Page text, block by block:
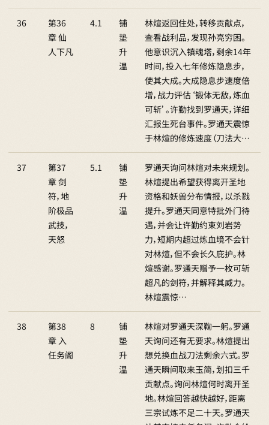
36
第36
章 仙
人下凡
4.1
铺
垫
升
温
林煊返回住处，转移贡献点，
查看战利品，发现孙亮穷困。
他意识沉入镇魂塔，剩余14年
时间，投入七年修炼隐息步，
使其大成。大成隐息步速度倍
增，战力评估‘锻体无敌，炼血
可斩’。许勤找到罗通天，详细
汇报生死台事件。罗通天震惊
于林煊的修炼速度（刀法大…
37
第37
章 剑
符，地
阶极品
武技，
天怒
5.1
铺
垫
升
温
罗通天询问林煊对未来规划。
林煊提出希望获得离开圣地
资格和妖兽分布情报，以杀戮
提升。罗通天同意特批外门待
遇，并会让许勤约束刘岩势
力，短期内超过炼血境不会针
对林煊，但不会长久庇护。林
煊感谢。罗通天赠予一枚可斩
超凡的剑符，并解释其威力。
林煊震惊…
38
第38
章 入
任务阁
8
铺
垫
升
温
林煊对罗通天深鞠一躬。罗通
天询问还有无要求。林煊提出
想兑换血战刀法剩余六式。罗
通天瞬间取来玉简，划扣三千
贡献点。询问林煊何时离开圣
地。林煊回答越快越好，距离
三宗试炼不足二十天。罗通天